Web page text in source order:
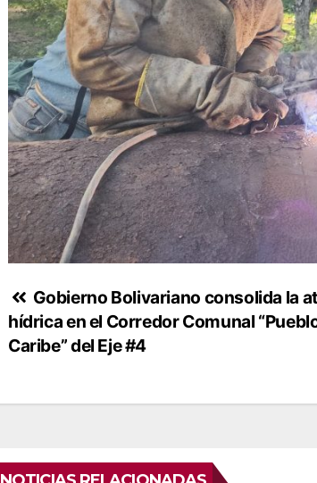
Navegación
de
Gobierno Bolivariano consolida la
hídrica en el Corredor Comunal
Caribe” del Eje #4